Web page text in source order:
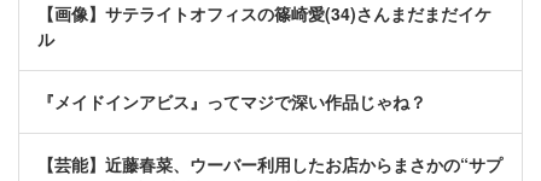
【画像】サテライトオフィスの篠崎愛(34)さんまだまだイケ
ル
『メイドインアビス』ってマジで深い作品じゃね？
【芸能】近藤春菜、ウーバー利用したお店からまさかの“サプ